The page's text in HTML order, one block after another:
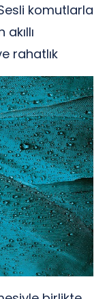
komutlarla
rahatlık